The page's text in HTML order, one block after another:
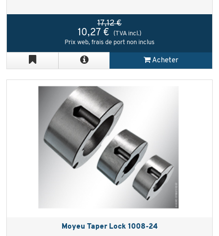
17,12 €
10,27 €
(TVA incl.)
Prix web, frais de port non inclus
Acheter
Moyeu Taper Lock 1008-24